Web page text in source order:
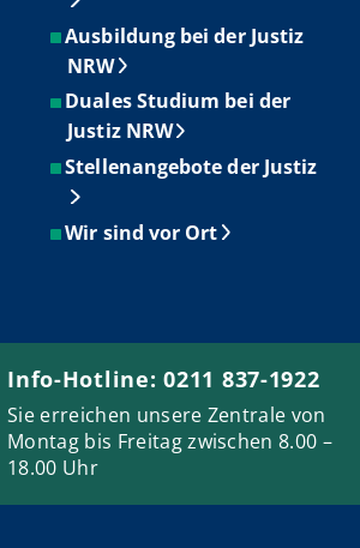
Ausbildung bei der Justiz
NRW
Duales Studium bei der
Justiz NRW
Stellenangebote der Justiz
Wir sind vor Ort
Info-Hotline: 0211 837-1922
Sie erreichen unsere Zentrale von
Montag bis Freitag zwischen 8.00 –
18.00 Uhr